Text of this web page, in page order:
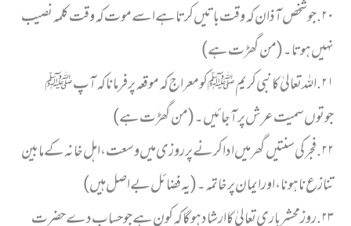
٢٠. جو شخص آذان کہ وقت باتیں کرتا ہے اسے موت کہ وقت کلمہ نصیب
نہیں ہوتا۔ (من گھڑت ہے)
٢١. اللہ تعالیٰ کا نبی کریم ﷺ کو معراج کہ موقعہ پر فرمانا کہ آپ ﷺ
جوتوں سمیت عرش پر آجائیں۔ (من گھڑت ہے)
٢٢. فجر کی سنتیں گھر میں ادا کرنے پر روزی میں وسعت، اہل خانہ کے مابین
تنازع نا ہونا ، اور ایمان پر خاتمہ۔ (یہ فضائل بے اصل ہیں)
٢٣. روز محشر باری تعالیٰ کا ارشاد ہوگا کہ کون ہے جو حساب دے حضرت